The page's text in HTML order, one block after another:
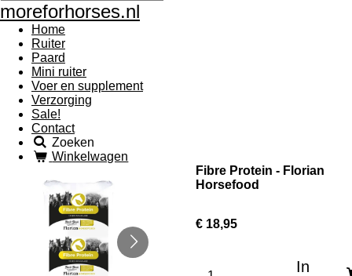
moreforhorses.nl
Home
Ruiter
Paard
Mini ruiter
Voer en supplement
Verzorging
Sale!
Contact
Zoeken
Winkelwagen
Fibre Protein - Florian
Horsefood
€ 18,95
In